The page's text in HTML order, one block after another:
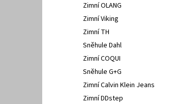
Zimní OLANG
Zimní Viking
Zimní TH
Sněhule Dahl
Zimní COQUI
Sněhule G+G
Zimní Calvin Klein Jeans
Zimní DDstep